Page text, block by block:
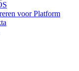
voor Platform